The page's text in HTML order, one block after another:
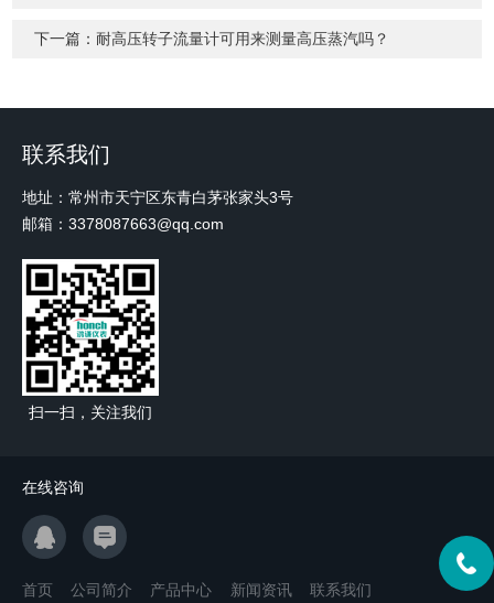
下一篇：耐高压转子流量计可用来测量高压蒸汽吗？
联系我们
地址：常州市天宁区东青白茅张家头3号
邮箱：3378087663@qq.com
扫一扫，关注我们
在线咨询
首页 公司简介 产品中心 新闻资讯 联系我们